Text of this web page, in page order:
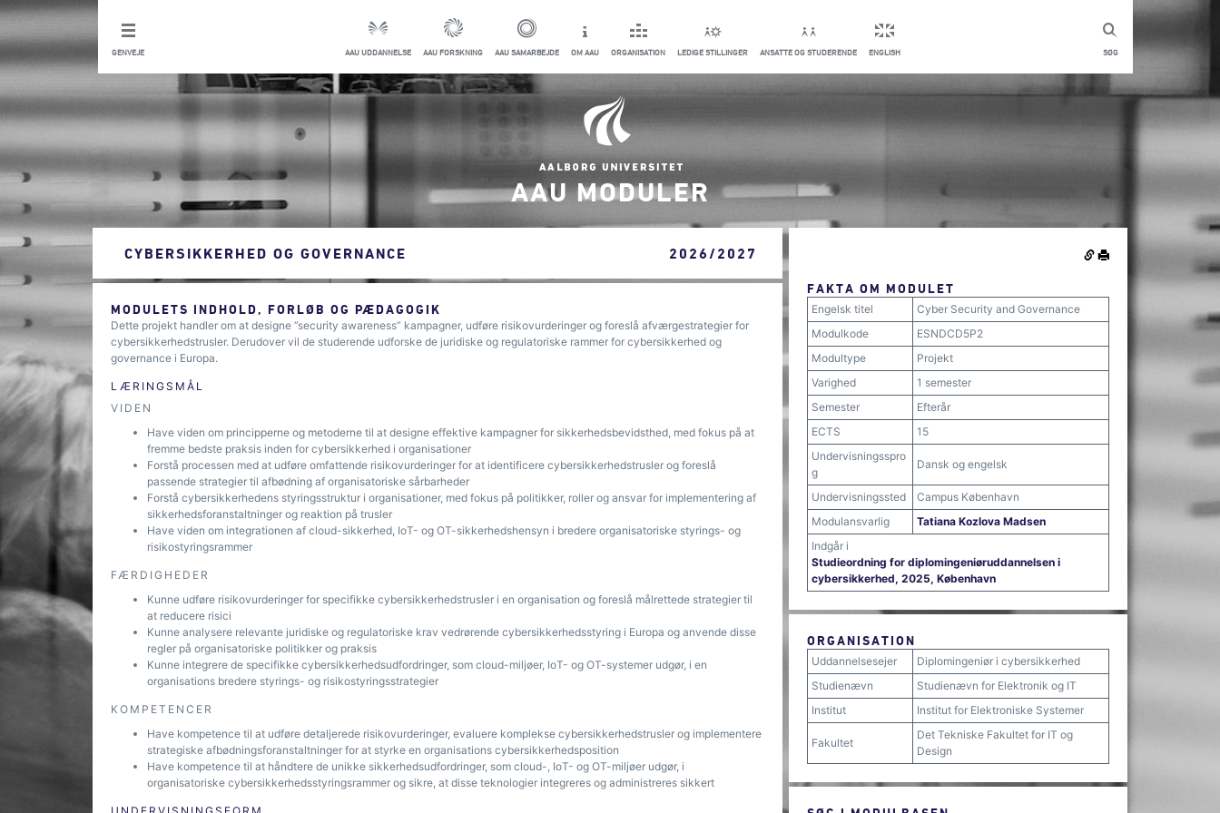
SØG
GENVEJE AAU UDDANNELSE AAU FORSKNING AAU SAMARBEJDE OM AAU ORGANISATION LEDIGE STILLINGER ANSATTE OG STUDERENDE ENGLISH
AAU MODULER
CYBERSIKKERHED OG GOVERNANCE 2026/2027
MODULETS INDHOLD, FORLØB OG PÆDAGOGIK
Dette projekt handler om at designe ”security awareness” kampagner, udføre risikovurderinger og foreslå afværgestrategier for
cybersikkerhedstrusler. Derudover vil de studerende udforske de juridiske og regulatoriske rammer for cybersikkerhed og
governance i Europa.
LÆRINGSMÅL
VIDEN
Have viden om principperne og metoderne til at designe effektive kampagner for sikkerhedsbevidsthed, med fokus på at
fremme bedste praksis inden for cybersikkerhed i organisationer
Forstå processen med at udføre omfattende risikovurderinger for at identificere cybersikkerhedstrusler og foreslå
passende strategier til afbødning af organisatoriske sårbarheder
Forstå cybersikkerhedens styringsstruktur i organisationer, med fokus på politikker, roller og ansvar for implementering af
sikkerhedsforanstaltninger og reaktion på trusler
Have viden om integrationen af cloud-sikkerhed, IoT- og OT-sikkerhedshensyn i bredere organisatoriske styrings- og
risikostyringsrammer
FÆRDIGHEDER
Kunne udføre risikovurderinger for specifikke cybersikkerhedstrusler i en organisation og foreslå målrettede strategier til
at reducere risici
Kunne analysere relevante juridiske og regulatoriske krav vedrørende cybersikkerhedsstyring i Europa og anvende disse
regler på organisatoriske politikker og praksis
Kunne integrere de specifikke cybersikkerhedsudfordringer, som cloud-miljøer, IoT- og OT-systemer udgør, i en
organisations bredere styrings- og risikostyringsstrategier
KOMPETENCER
Have kompetence til at udføre detaljerede risikovurderinger, evaluere komplekse cybersikkerhedstrusler og implementere
strategiske afbødningsforanstaltninger for at styrke en organisations cybersikkerhedsposition
Have kompetence til at håndtere de unikke sikkerhedsudfordringer, som cloud-, IoT- og OT-miljøer udgør, i
organisatoriske cybersikkerhedsstyringsrammer og sikre, at disse teknologier integreres og administreres sikkert
FAKTA OM MODULET
Engelsk titel
Cyber Security and Governance
Modulkode
ESNDCD5P2
Modultype
Projekt
Varighed
1 semester
Semester
Efterår
ECTS
15
Undervisningsspro
g
Dansk og engelsk
Undervisningssted
Campus København
Modulansvarlig
Tatiana Kozlova Madsen
Indgår i
Studieordning for diplomingeniøruddannelsen i
cybersikkerhed, 2025, København
ORGANISATION
Uddannelsesejer
Diplomingeniør i cybersikkerhed
Studienævn
Studienævn for Elektronik og IT
Institut
Institut for Elektroniske Systemer
Fakultet
Det Tekniske Fakultet for IT og
Design